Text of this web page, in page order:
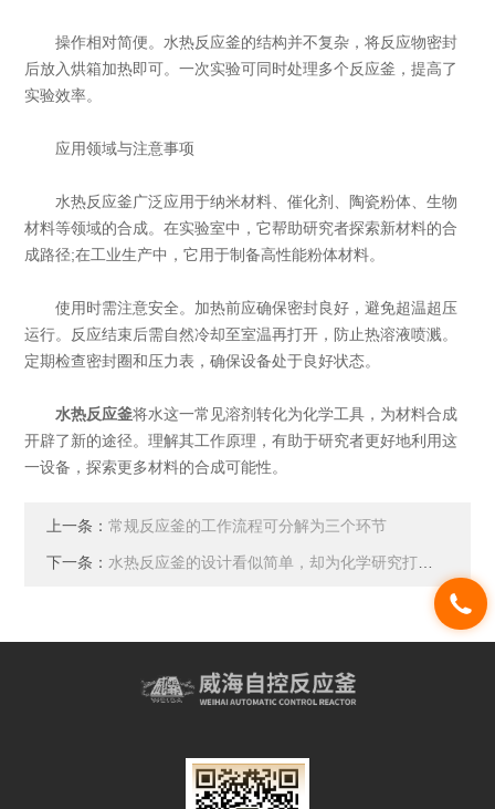
操作相对简便。水热反应釜的结构并不复杂，将反应物密封
后放入烘箱加热即可。一次实验可同时处理多个反应釜，提高了
实验效率。
应用领域与注意事项
水热反应釜广泛应用于纳米材料、催化剂、陶瓷粉体、生物
材料等领域的合成。在实验室中，它帮助研究者探索新材料的合
成路径;在工业生产中，它用于制备高性能粉体材料。
使用时需注意安全。加热前应确保密封良好，避免超温超压
运行。反应结束后需自然冷却至室温再打开，防止热溶液喷溅。
定期检查密封圈和压力表，确保设备处于良好状态。
水热反应釜将水这一常见溶剂转化为化学工具，为材料合成
开辟了新的途径。理解其工作原理，有助于研究者更好地利用这
一设备，探索更多材料的合成可能性。
上一条：常规反应釜的工作流程可分解为三个环节
下一条： 水热反应釜的设计看似简单，却为化学研究打开了一扇窗